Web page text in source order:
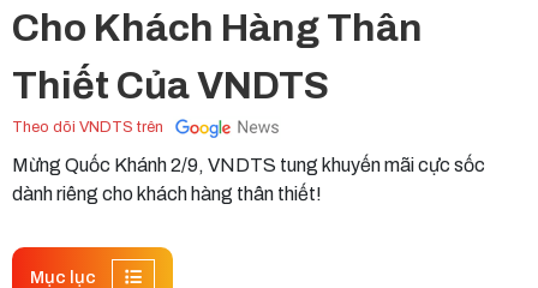
Cho Khách Hàng Thân
Thiết Của VNDTS
Theo dõi VNDTS trên
Mừng Quốc Khánh 2/9, VNDTS tung khuyến mãi cực sốc
dành riêng cho khách hàng thân thiết!
Mục lục